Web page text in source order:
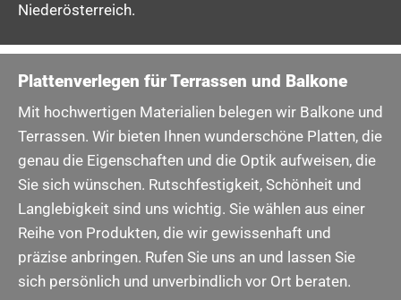
Niederösterreich.
Plattenverlegen für Terrassen und Balkone
Mit hochwertigen Materialien belegen wir Balkone und
Terrassen. Wir bieten Ihnen wunderschöne Platten, die
genau die Eigenschaften und die Optik aufweisen, die
Sie sich wünschen. Rutschfestigkeit, Schönheit und
Langlebigkeit sind uns wichtig. Sie wählen aus einer
Reihe von Produkten, die wir gewissenhaft und
präzise anbringen. Rufen Sie uns an und lassen Sie
sich persönlich und unverbindlich vor Ort beraten.